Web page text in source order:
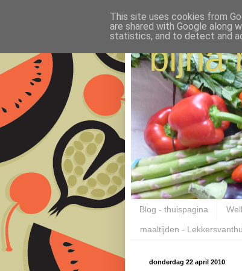
bijna
Blog - thuispagina
maaltijden -
donderdag 22 april 2010
This site uses cookies from
are shared with Google along
statistics, and to detect and